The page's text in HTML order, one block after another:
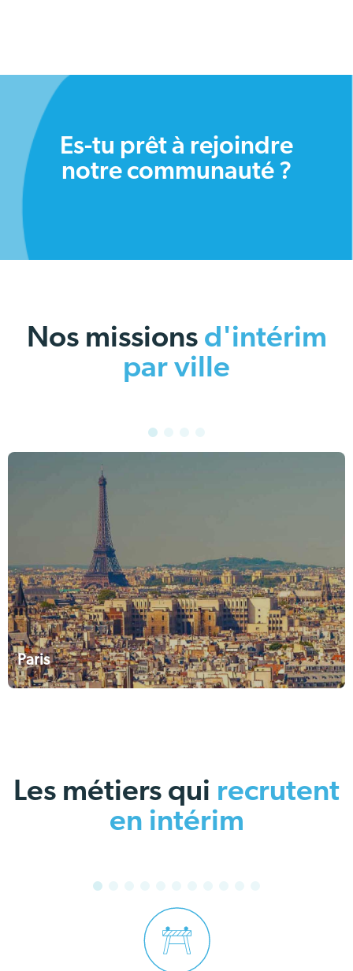
Es-tu prêt à rejoindre
notre communauté ?
Nos missionsd'intérim
par ville
Paris
Les métiers qui recrutent
en intérim